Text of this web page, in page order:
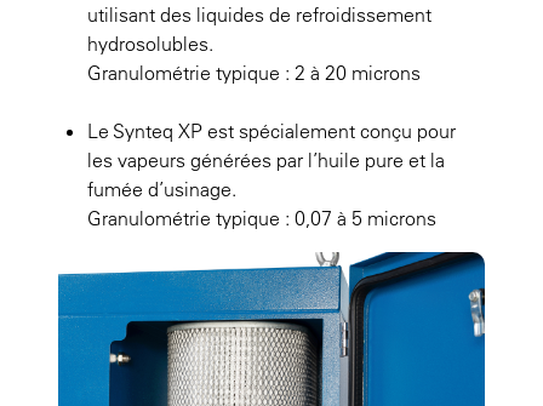
utilisant des liquides de refroidissement
hydrosolubles.
Granulométrie typique : 2 à 20 microns
Le Synteq XP est spécialement conçu pour
les vapeurs générées par l’huile pure et la
fumée d’usinage.
Granulométrie typique : 0,07 à 5 microns